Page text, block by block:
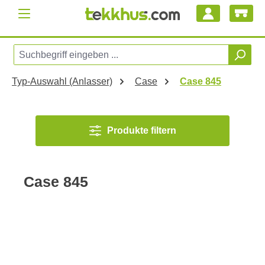
Zum Hauptinhalt springen
Typ-Auswahl (Anlasser) Case Case 845
Produkte filtern
Case 845